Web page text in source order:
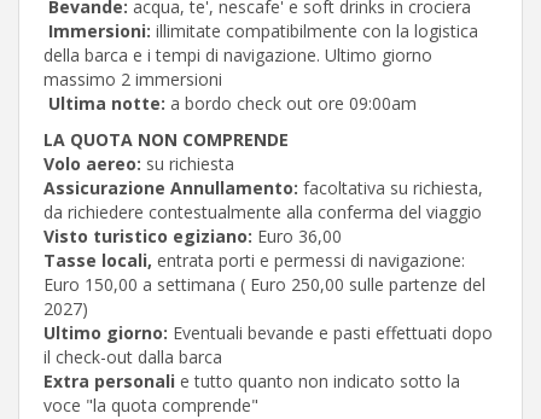
Bevande: acqua, te', nescafe' e soft drinks in crociera
Immersioni: illimitate compatibilmente con la logistica
della barca e i tempi di navigazione. Ultimo giorno
massimo 2 immersioni
Ultima notte: a bordo check out ore 09:00am
LA QUOTA NON COMPRENDE
Volo aereo: su richiesta
Assicurazione Annullamento: facoltativa su richiesta,
da richiedere contestualmente alla conferma del viaggio
Visto turistico egiziano: Euro 36,00
Tasse locali, entrata porti e permessi di navigazione:
Euro 150,00 a settimana ( Euro 250,00 sulle partenze del
2027)
Ultimo giorno: Eventuali bevande e pasti effettuati dopo
il check-out dalla barca
Extra personali e tutto quanto non indicato sotto la
voce "la quota comprende"